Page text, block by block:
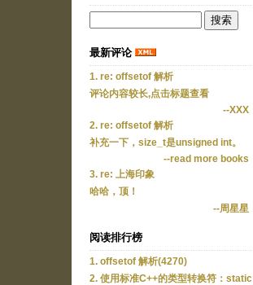
最新评论
1. re: offsetof 解析
评论内容较长,点击标题查看
--XXX
2. re: offsetof 解析
补充一下，size_t是unsigned int。
--read more books
3. re: 上海印象
哈哈，顶！
--周星星
阅读排行榜
1. offsetof 解析(4270)
2. 使用标准C++的类型转换符：static